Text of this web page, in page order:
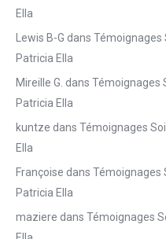
Ella
Lewis B-G dans Témoignages
Patricia Ella
Mireille G. dans Témoignages
Patricia Ella
kuntze dans Témoignages
Ella
Françoise dans Témoignages
Patricia Ella
maziere dans Témoignages